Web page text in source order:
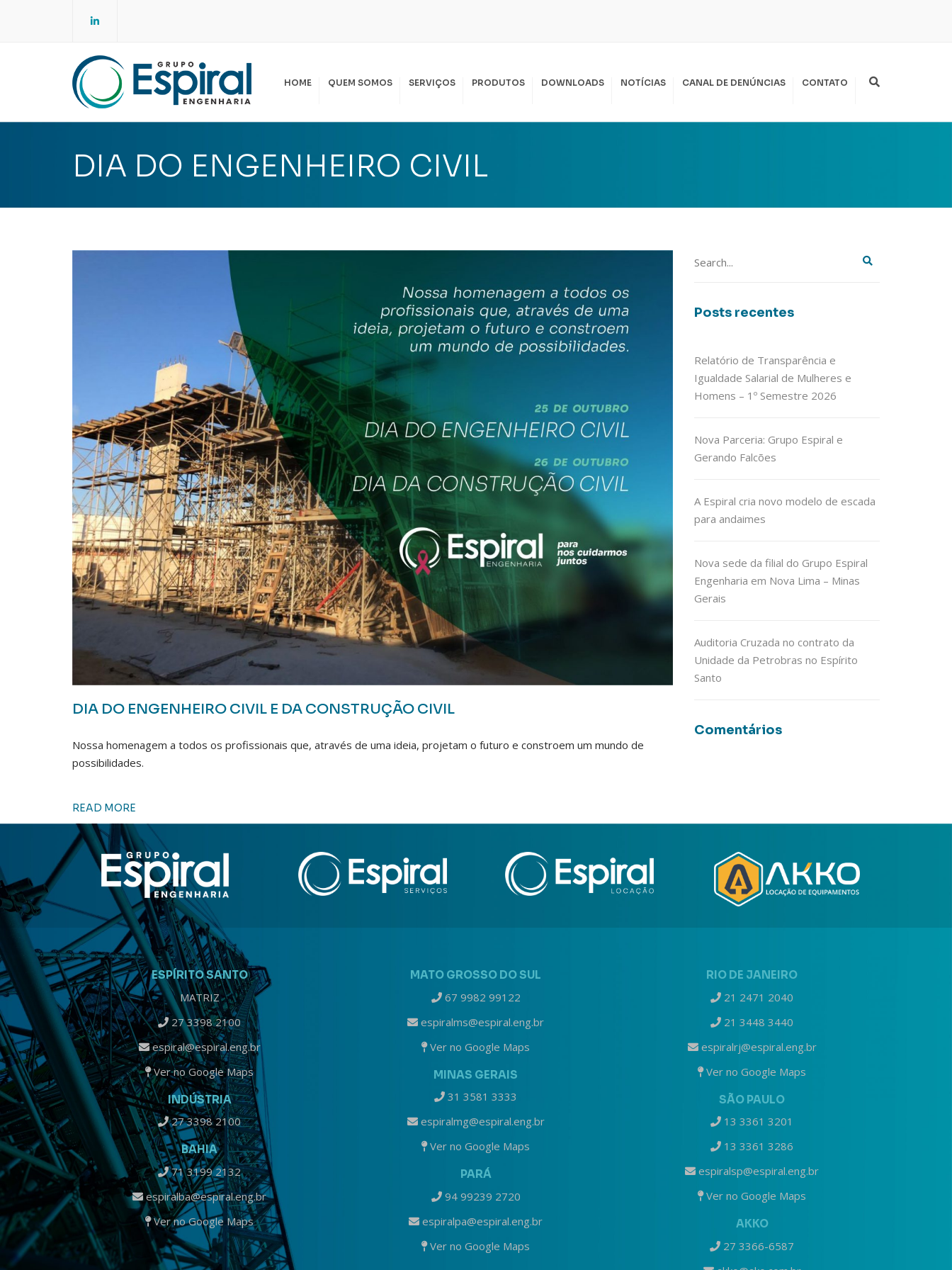
LinkedIn
HOME QUEM SOMOS
AKKO LOCAÇÃO
NOSSAS POLÍTICAS
SGI
SERVIÇOS PRODUTOS DOWNLOADS NOTÍCIAS CANAL DE DENÚNCIAS CONTATO
DIA DO ENGENHEIRO CIVIL
DIA DO ENGENHEIRO CIVIL E DA CONSTRUÇÃO CIVIL
Nossa homenagem a todos os profissionais que, através de uma ideia, projetam o futuro e constroem um mundo de
possibilidades.
READ MORE
Posts recentes
Relatório de Transparência e
Igualdade Salarial de Mulheres e
Homens – 1º Semestre 2026
Nova Parceria: Grupo Espiral e
Gerando Falcões
A Espiral cria novo modelo de escada
para andaimes
Nova sede da filial do Grupo Espiral
Engenharia em Nova Lima – Minas
Gerais
Auditoria Cruzada no contrato da
Unidade da Petrobras no Espírito
Santo
Comentários
ESPÍRITO SANTO
MATRIZ
27 3398 2100
espiral@espiral.eng.br
Ver no Google Maps
INDÚSTRIA
27 3398 2100
BAHIA
71 3199 2132
espiralba@espiral.eng.br
Ver no Google Maps
MATO GROSSO DO SUL
67 9982 99122
espiralms@espiral.eng.br
Ver no Google Maps
MINAS GERAIS
31 3581 3333
espiralmg@espiral.eng.br
Ver no Google Maps
PARÁ
94 99239 2720
espiralpa@espiral.eng.br
Ver no Google Maps
RIO DE JANEIRO
21 2471 2040
21 3448 3440
espiralrj@espiral.eng.br
Ver no Google Maps
SÃO PAULO
13 3361 3201
13 3361 3286
espiralsp@espiral.eng.br
Ver no Google Maps
AKKO
27 3366-6587